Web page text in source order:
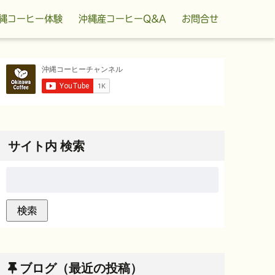
コーヒー体験 沖縄産コーヒーQ&A お問合せ
サイト内 検索
ブログ（最近の投稿）